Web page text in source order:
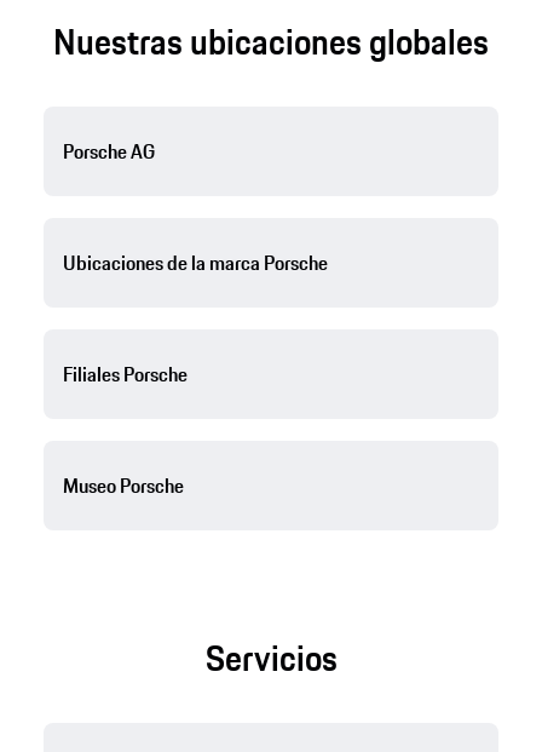
Nuestras ubicaciones globales
Porsche AG
Ubicaciones de la marca Porsche
Filiales Porsche
Museo Porsche
Servicios